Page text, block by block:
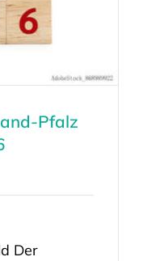
Pfalz
Der